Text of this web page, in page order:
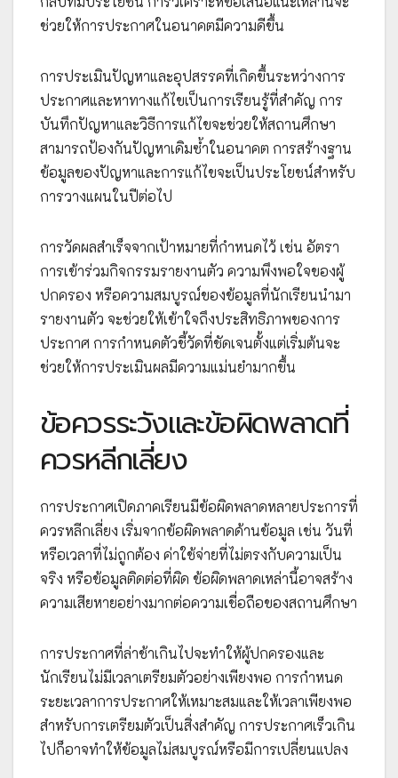
ช่วยให้การประกาศในอนาคตมีความดีขึ้น
การประเมินปัญหาและอุปสรรคที่เกิดขึ้นระหว่างการ
ประกาศและหาทางแก้ไขเป็นการเรียนรู้ที่สำคัญ การ
บันทึกปัญหาและวิธีการแก้ไขจะช่วยให้สถานศึกษา
สามารถป้องกันปัญหาเดิมซ้ำในอนาคต การสร้างฐาน
ข้อมูลของปัญหาและการแก้ไขจะเป็นประโยชน์สำหรับ
การวางแผนในปีต่อไป
การวัดผลสำเร็จจากเป้าหมายที่กำหนดไว้ เช่น อัตรา
การเข้าร่วมกิจกรรมรายงานตัว ความพึงพอใจของผู้
ปกครอง หรือความสมบูรณ์ของข้อมูลที่นักเรียนนำมา
รายงานตัว จะช่วยให้เข้าใจถึงประสิทธิภาพของการ
ประกาศ การกำหนดตัวชี้วัดที่ชัดเจนตั้งแต่เริ่มต้นจะ
ช่วยให้การประเมินผลมีความแม่นยำมากขึ้น
ข้อควรระวังและข้อผิดพลาดที่
ควรหลีกเลี่ยง
การประกาศเปิดภาคเรียนมีข้อผิดพลาดหลายประการที่
ควรหลีกเลี่ยง เริ่มจากข้อผิดพลาดด้านข้อมูล เช่น วันที่
หรือเวลาที่ไม่ถูกต้อง ค่าใช้จ่ายที่ไม่ตรงกับความเป็น
จริง หรือข้อมูลติดต่อที่ผิด ข้อผิดพลาดเหล่านี้อาจสร้าง
ความเสียหายอย่างมากต่อความเชื่อถือของสถานศึกษา
การประกาศที่ล่าช้าเกินไปจะทำให้ผู้ปกครองและ
นักเรียนไม่มีเวลาเตรียมตัวอย่างเพียงพอ การกำหนด
ระยะเวลาการประกาศให้เหมาะสมและให้เวลาเพียงพอ
สำหรับการเตรียมตัวเป็นสิ่งสำคัญ การประกาศเร็วเกิน
ไปก็อาจทำให้ข้อมูลไม่สมบูรณ์หรือมีการเปลี่ยนแปลง